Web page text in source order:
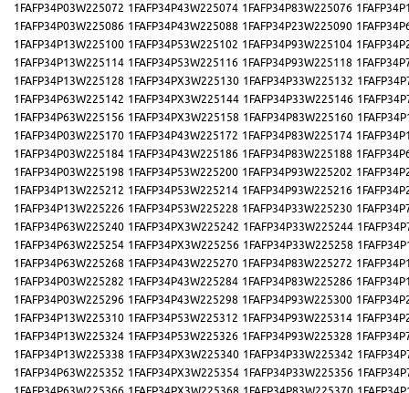
1FAFP34P03W225072 1FAFP34P43W225074 1FAFP34P83W225076
1FAFP34P03W225086 1FAFP34P43W225088 1FAFP34P23W225090
1FAFP34P13W225100 1FAFP34P53W225102 1FAFP34P93W225104
1FAFP34P13W225114 1FAFP34P53W225116 1FAFP34P93W225118
1FAFP34P13W225128 1FAFP34PX3W225130 1FAFP34P33W225132
1FAFP34P63W225142 1FAFP34PX3W225144 1FAFP34P33W225146
1FAFP34P63W225156 1FAFP34PX3W225158 1FAFP34P83W225160
1FAFP34P03W225170 1FAFP34P43W225172 1FAFP34P83W225174
1FAFP34P03W225184 1FAFP34P43W225186 1FAFP34P83W225188
1FAFP34P03W225198 1FAFP34P53W225200 1FAFP34P93W225202
1FAFP34P13W225212 1FAFP34P53W225214 1FAFP34P93W225216
1FAFP34P13W225226 1FAFP34P53W225228 1FAFP34P33W225230
1FAFP34P63W225240 1FAFP34PX3W225242 1FAFP34P33W225244
1FAFP34P63W225254 1FAFP34PX3W225256 1FAFP34P33W225258
1FAFP34P63W225268 1FAFP34P43W225270 1FAFP34P83W225272
1FAFP34P03W225282 1FAFP34P43W225284 1FAFP34P83W225286
1FAFP34P03W225296 1FAFP34P43W225298 1FAFP34P93W225300
1FAFP34P13W225310 1FAFP34P53W225312 1FAFP34P93W225314
1FAFP34P13W225324 1FAFP34P53W225326 1FAFP34P93W225328
1FAFP34P13W225338 1FAFP34PX3W225340 1FAFP34P33W225342
1FAFP34P63W225352 1FAFP34PX3W225354 1FAFP34P33W225356